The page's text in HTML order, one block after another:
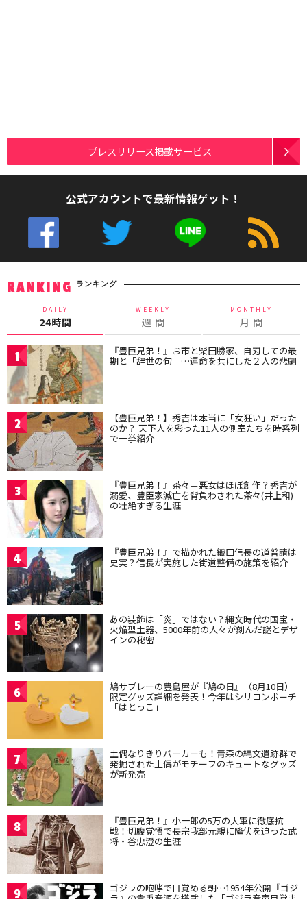
プレスリリース掲載サービス
公式アカウントで最新情報ゲット！
RANKING ランキング
DAILY
24時間
WEEKLY
週 間
MONTHLY
月 間
1 『豊臣兄弟！』お市と柴田勝家、自刃しての最
期と「辞世の句」…運命を共にした２人の悲劇
2 【豊臣兄弟！】秀吉は本当に「女狂い」だった
のか？ 天下人を彩った11人の側室たちを時系列
で一挙紹介
3 『豊臣兄弟！』茶々＝悪女はほぼ創作？秀吉が
溺愛、豊臣家滅亡を背負わされた茶々(井上和)
の壮絶すぎる生涯
4 『豊臣兄弟！』で描かれた織田信長の道普請は
史実？信長が実施した街道整備の施策を紹介
5 あの装飾は「炎」ではない？縄文時代の国宝・
火焔型土器、5000年前の人々が刻んだ謎とデザ
インの秘密
6 鳩サブレーの豊島屋が『鳩の日』（8月10日）
限定グッズ詳細を発表！今年はシリコンポーチ
「はとっこ」
7 土偶なりきりパーカーも！青森の縄文遺跡群で
発掘された土偶がモチーフのキュートなグッズ
が新発売
8 『豊臣兄弟！』小一郎の5万の大軍に徹底抗
戦！切腹覚悟で長宗我部元親に降伏を迫った武
将・谷忠澄の生涯
9 ゴジラの咆哮で目覚める朝…1954年公開『ゴジ